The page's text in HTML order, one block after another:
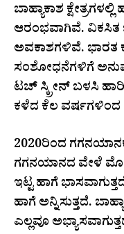
ಬಾಹ್ಯಾಕಾಶ
ಆರಂಭವಾಗಿವೆ. ವಿಕಸಿತ
ಅವಕಾಶಗಳಿವೆ. ಭಾರತ
ಸಂಶೋಧನೆಗಳಿಗೆ
ಟಚ್ ಸ್ಕ್ರೀನ್ ಬಳಸಿ
ಕಳೆದ ಕೆಲ ವರ್ಷಗಳಿಂದ
2020ರಿಂದ
ಗಗನಯಾನದ ವೇಳೆ
ಇಟ್ಟ ಹಾಗೆ
ಹಾಗೆ ಅನ್ನಿಸುತ್ತದೆ.
ಎಲ್ಲವೂ